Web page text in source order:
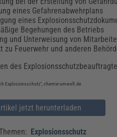
eines Gefahrenabwehrplans
eines
Begehungen des Betriebs
und Unterweisung von
zu Feuerwehr und anderen
des
Explosionsschutz“, chemie-umwelt.de
jetzt herunterladen
Explosionsschutz